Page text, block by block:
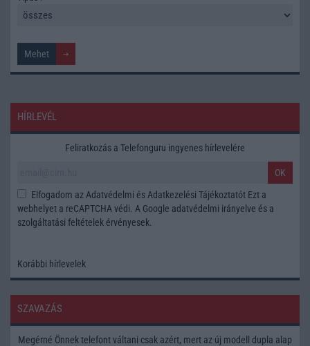
HÍRLEVÉL
Feliratkozás a Telefonguru ingyenes hírlevelére
OK
Elfogadom az Adatvédelmi és Adatkezelési Tájékoztatót Ezt a
webhelyet a reCAPTCHA védi. A Google adatvédelmi irányelve és a
szolgáltatási feltételek érvényesek.
Korábbi hírlevelek
SZAVAZÁS
Megérné Önnek telefont váltani csak azért, mert az új modell dupla alap